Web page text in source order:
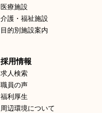
医療施設
介護・福祉施設
目的別施設案内
採用情報
求人検索
職員の声
福利厚生
周辺環境について